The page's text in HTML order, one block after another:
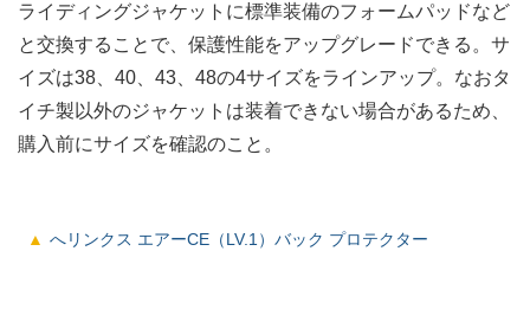
ライディングジャケットに標準装備のフォームパッドなど
と交換することで、保護性能をアップグレードできる。サ
イズは38、40、43、48の4サイズをラインアップ。なおタ
イチ製以外のジャケットは装着できない場合があるため、
購入前にサイズを確認のこと。
へリンクス エアーCE（LV.1）バック プロテクター